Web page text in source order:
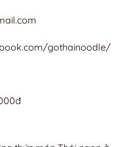
gothainoodle/